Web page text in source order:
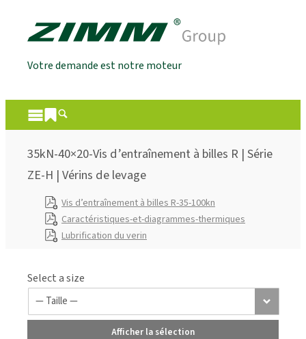
Votre demande est notre moteur
35kN-40×20-Vis d’entraînement à billes R | Série
ZE-H | Vérins de levage
Vis d’entraînement à billes R-35-100kn
Caractéristiques-et-diagrammes-thermiques
Lubrification du verin
Select a size
Afficher la sélection